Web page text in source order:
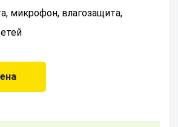
микрофон, влагозащита,